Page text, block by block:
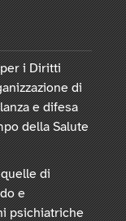
i Diritti
di
e difesa
della Salute
di
e
psichiatriche